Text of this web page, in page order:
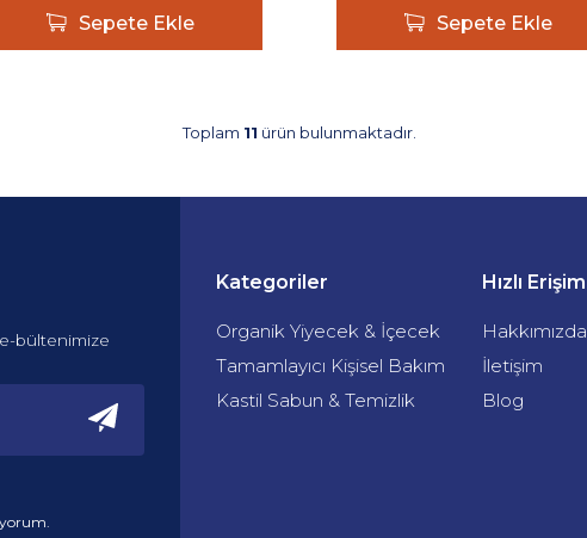
Sepete Ekle Sepete Ekle
Toplam 11 ürün bulunmaktadır.
bültenimize
Kategoriler
Organik Yiyecek & İçecek
Tamamlayıcı Kişisel Bakım
Kastil Sabun & Temizlik
Hızlı Erişim
Hakkımızda
İletişim
Blog